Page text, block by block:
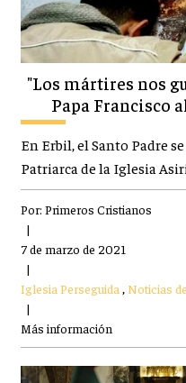
"Los mártires nos
Papa Francisco
En Erbil, el Santo Padre
Patriarca de la Iglesia
Por: Primeros Cristianos
|
7 de marzo de 2021
|
Iglesia Perseguida , Noticias
|
Más información